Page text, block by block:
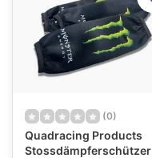
(0)
Quadracing Products
Stossdämpferschützer